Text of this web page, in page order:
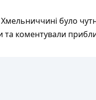
було
та коментували